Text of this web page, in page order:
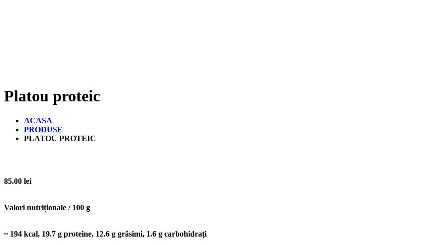
Platou proteic
ACASA
PRODUSE
PLATOU PROTEIC
85.00 lei
Valori nutriționale / 100 g
~ 194 kcal, 19.7 g proteine, 12.6 g grăsimi, 1.6 g carbohidrați